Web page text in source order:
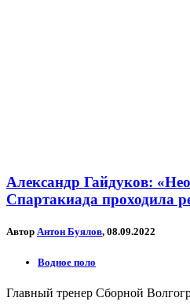
Александр Гайдуков:
Спартакиада проходила
Автор Антон Буялов, 08.09.2022
Водное поло
Главный тренер Сборной